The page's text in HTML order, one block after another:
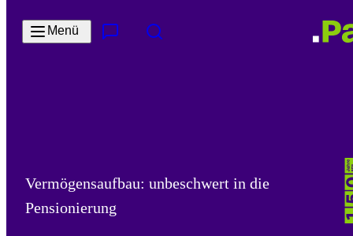
Menü
Vermögensaufbau: unbeschwert in die
Pensionierung